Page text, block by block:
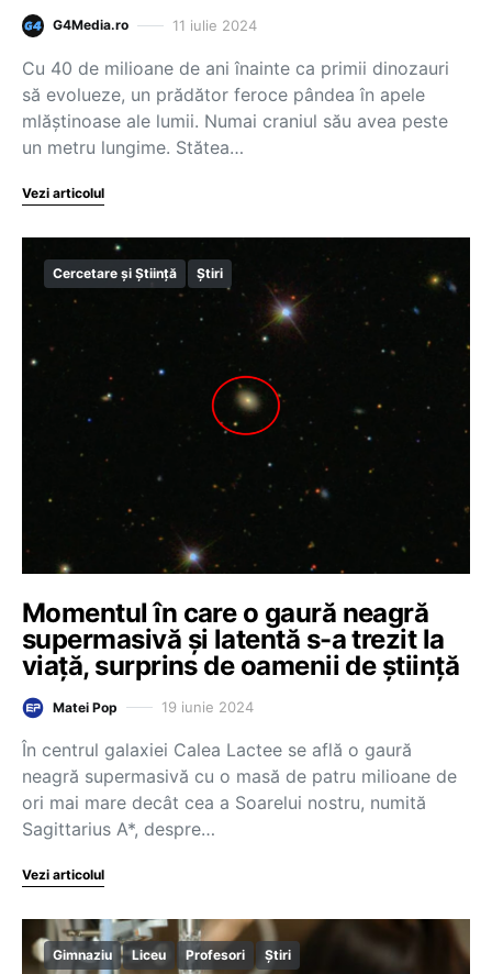
G4Media.ro 11 iulie 2024
Cu 40 de milioane de ani înainte ca primii dinozauri
să evolueze, un prădător feroce pândea în apele
mlăștinoase ale lumii. Numai craniul său avea peste
un metru lungime. Stătea…
Vezi articolul
Cercetare și Știință Știri
Momentul în care o gaură neagră
supermasivă și latentă s-a trezit la
viață, surprins de oamenii de știință
Matei Pop 19 iunie 2024
În centrul galaxiei Calea Lactee se află o gaură
neagră supermasivă cu o masă de patru milioane de
ori mai mare decât cea a Soarelui nostru, numită
Sagittarius A*, despre…
Vezi articolul
Gimnaziu Liceu Profesori Știri